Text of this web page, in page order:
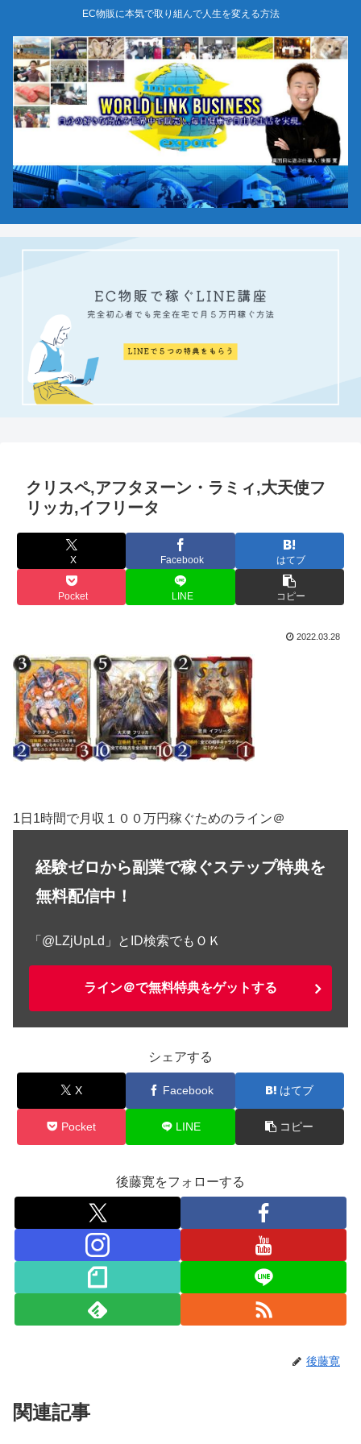
EC物販に本気で取り組んで人生を変える方法
クリスペ,アフタヌーン・ラミィ,大天使フ
リッカ,イフリータ
X Facebook はてブ
Pocket LINE コピー
2022.03.28
1日1時間で月収１００万円稼ぐためのライン＠
経験ゼロから副業で稼ぐステップ特典を
無料配信中！
「@LZjUpLd」とID検索でもＯＫ
ライン＠で無料特典をゲットする
シェアする
X Facebook はてブ
Pocket LINE コピー
後藤寛をフォローする
後藤寛
関連記事